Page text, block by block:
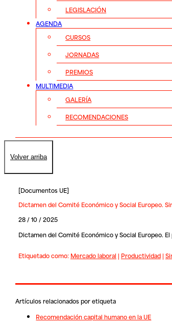
LEGISLACIÓN
AGENDA
CURSOS
JORNADAS
PREMIOS
MULTIMEDIA
GALERÍA
RECOMENDACIONES
Volver arriba
[Documentos UE]
Dictamen del Comité Económico y Social Europeo.
28 / 10 / 2025
Dictamen del Comité Económico y Social Europeo.
Etiquetado como: Mercado laboral | Productividad|
Artículos relacionados por etiqueta
Recomendación capital humano en la UE